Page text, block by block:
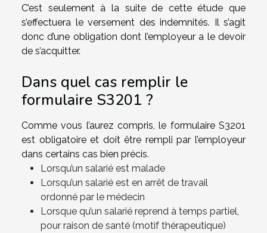
C’est seulement à la suite de cette étude que
s’effectuera le versement des indemnités. Il s’agit
donc d’une obligation dont l’employeur a le devoir
de s’acquitter.
Dans quel cas remplir le
formulaire S3201 ?
Comme vous l’aurez compris, le formulaire S3201
est obligatoire et doit être rempli par l’employeur
dans certains cas bien précis.
Lorsqu’un salarié est malade
Lorsqu’un salarié est en arrêt de travail
ordonné par le médecin
Lorsque qu’un salarié reprend à temps partiel,
pour raison de santé (motif thérapeutique)